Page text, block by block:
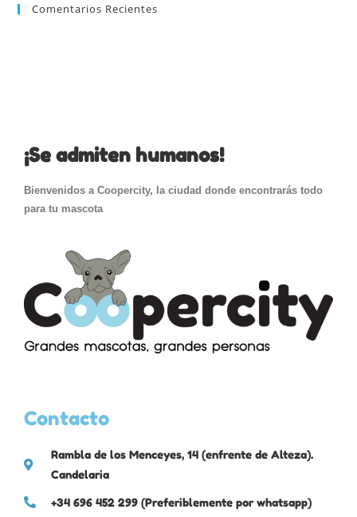
Comentarios Recientes
¡Se admiten humanos!
Bienvenidos a Coopercity, la ciudad donde encontrarás todo
para tu mascota
Contacto
Rambla de los Menceyes, 14 (enfrente de Alteza).
Candelaria
+34 696 452 299 (Preferiblemente por whatsapp)